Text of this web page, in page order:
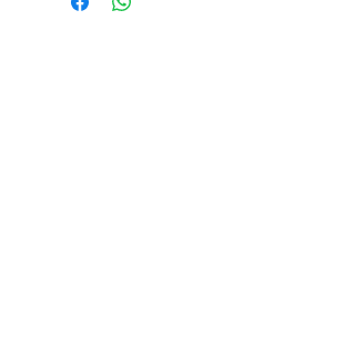
Idioma: Castellano